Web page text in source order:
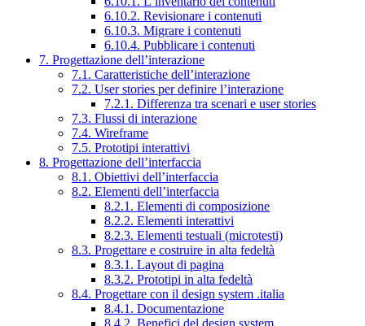
6.10.2. Revisionare i contenuti
6.10.3. Migrare i contenuti
6.10.4. Pubblicare i contenuti
7. Progettazione dell’interazione
7.1. Caratteristiche dell’interazione
7.2. User stories per definire l’interazione
7.2.1. Differenza tra scenari e user stories
7.3. Flussi di interazione
7.4. Wireframe
7.5. Prototipi interattivi
8. Progettazione dell’interfaccia
8.1. Obiettivi dell’interfaccia
8.2. Elementi dell’interfaccia
8.2.1. Elementi di composizione
8.2.2. Elementi interattivi
8.2.3. Elementi testuali (microtesti)
8.3. Progettare e costruire in alta fedeltà
8.3.1. Layout di pagina
8.3.2. Prototipi in alta fedeltà
8.4. Progettare con il design system .italia
8.4.1. Documentazione
8.4.2. Benefici del design system